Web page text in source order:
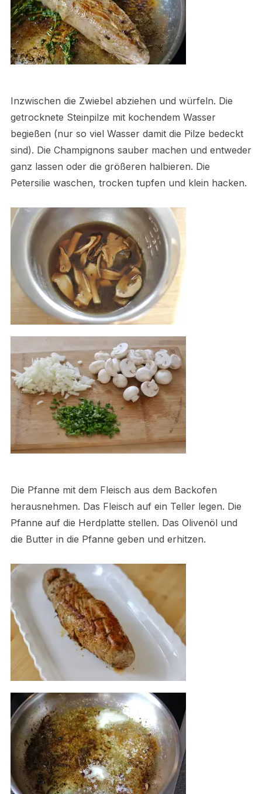
Inzwischen die Zwiebel abziehen und würfeln. Die
getrocknete Steinpilze mit kochendem Wasser
begießen (nur so viel Wasser damit die Pilze bedeckt
sind). Die Champignons sauber machen und entweder
ganz lassen oder die größeren halbieren. Die
Petersilie waschen, trocken tupfen und klein hacken.
Die Pfanne mit dem Fleisch aus dem Backofen
herausnehmen. Das Fleisch auf ein Teller legen. Die
Pfanne auf die Herdplatte stellen. Das Olivenöl und
die Butter in die Pfanne geben und erhitzen.